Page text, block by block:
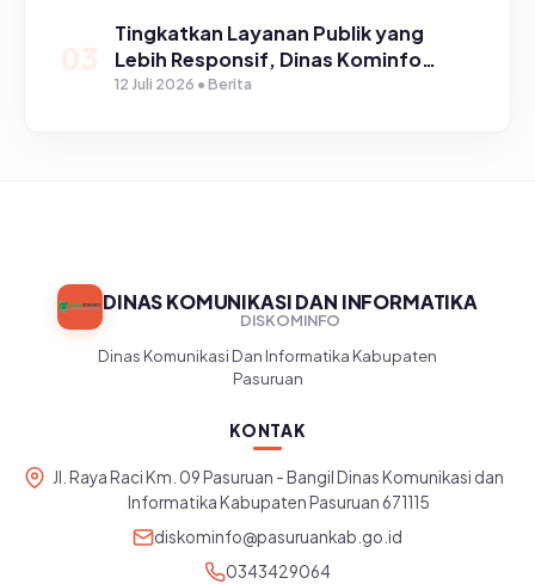
Tingkatkan Layanan Publik yang
Lebih Responsif, Dinas Kominfo
Gelar Sosialisasi SP4N Lapor di
12 Juli 2026 • Berita
DINAS KOMUNIKASI DAN INFORMATIKA
DISKOMINFO
Dinas Komunikasi Dan Informatika Kabupaten
Pasuruan
KONTAK
Jl. Raya Raci Km. 09 Pasuruan - Bangil Dinas Komunikasi dan
Informatika Kabupaten Pasuruan 671115
diskominfo@pasuruankab.go.id
0343429064